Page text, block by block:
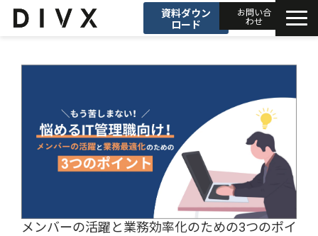
資料ダウン
ロード
お問い合
わせ
DIVXブログ
セミナー
メンバーの活躍と業務効率化のための3つのポイ